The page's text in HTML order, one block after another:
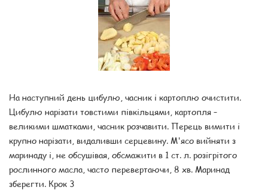
На наступний день цибулю, часник і картоплю очистити.
Цибулю нарізати товстими півкільцями, картопля –
великими шматками, часник розчавити. Перець вимити і
крупно нарізати, видаливши серцевину. М'ясо вийняти з
маринаду і, не обсушівая, обсмажити в 1 ст. л. розігрітого
рослинного масла, часто перевертаючи, 8 хв. Маринад
зберегти. Крок 3